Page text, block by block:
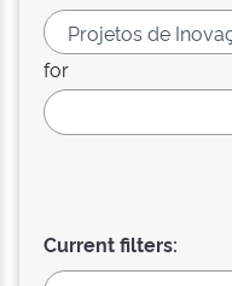
for
Current filters: